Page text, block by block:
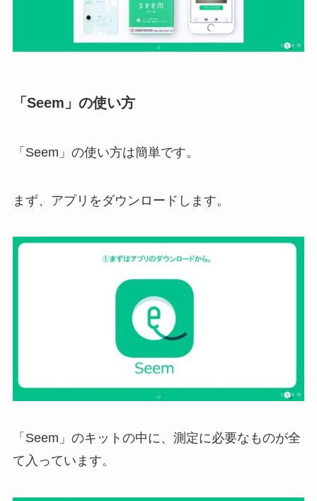
「Seem」の使い方
「Seem」の使い方は簡単です。
まず、アプリをダウンロードします。
「Seem」のキットの中に、測定に必要なものが全
て入っています。